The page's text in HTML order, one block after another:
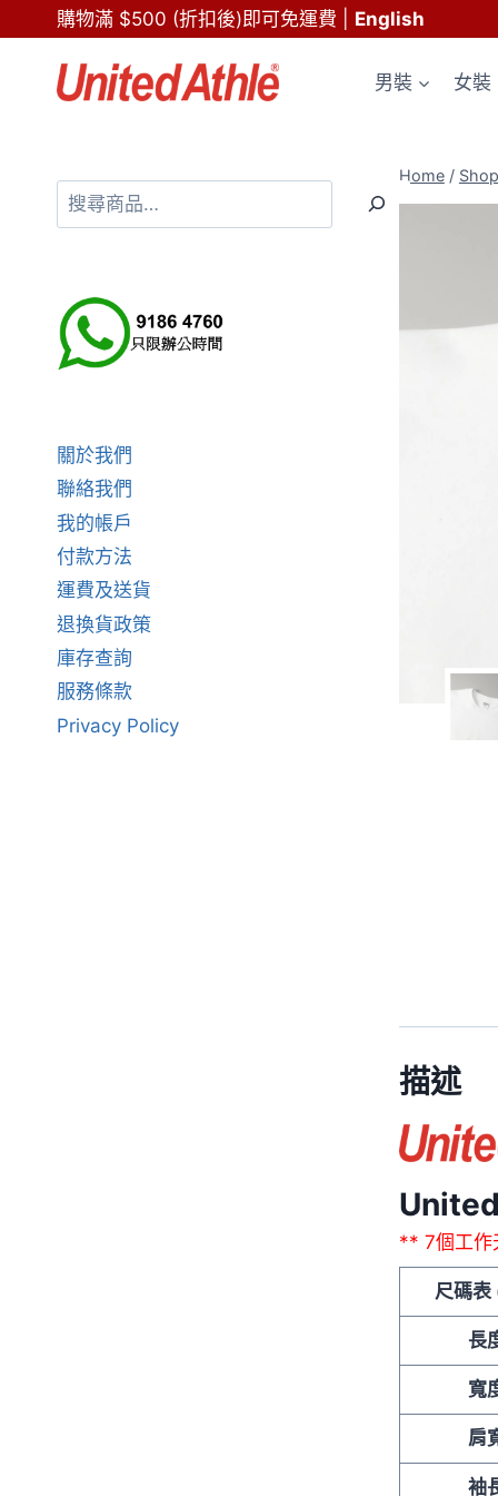
to
content
購物滿 $500 (折扣後)即可免運費 English
男裝 女裝
Home / Shop
描述
** 7個工
尺碼
長
寬
肩
袖
搜
尋
關於我們
聯絡我們
我的帳戶
付款方法
運費及送貨
退換貨政策
庫存查詢
服務條款
Privacy Policy